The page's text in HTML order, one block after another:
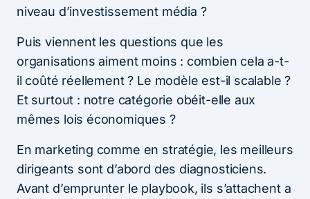
niveau d’investissement média ?
Puis viennent les questions que les
organisations aiment moins : combien cela a-t-
il coûté réellement ? Le modèle est-il scalable ?
Et surtout : notre catégorie obéit-elle aux
mêmes lois économiques ?
En marketing comme en stratégie, les meilleurs
dirigeants sont d’abord des diagnosticiens.
Avant d’emprunter le playbook, ils s’attachent a